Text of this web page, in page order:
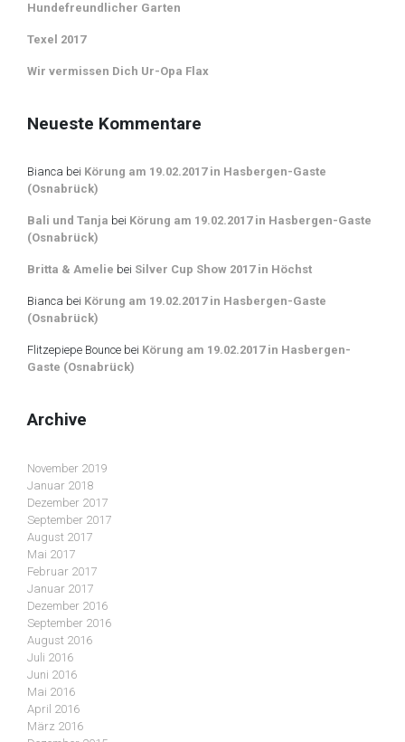
Hundefreundlicher Garten
Texel 2017
Wir vermissen Dich Ur-Opa Flax
Neueste Kommentare
Bianca bei Körung am 19.02.2017 in Hasbergen-Gaste
(Osnabrück)
Bali und Tanja bei Körung am 19.02.2017 in Hasbergen-Gaste
(Osnabrück)
Britta & Amelie bei Silver Cup Show 2017 in Höchst
Bianca bei Körung am 19.02.2017 in Hasbergen-Gaste
(Osnabrück)
Flitzepiepe Bounce bei Körung am 19.02.2017 in Hasbergen-
Gaste (Osnabrück)
Archive
November 2019
Januar 2018
Dezember 2017
September 2017
August 2017
Mai 2017
Februar 2017
Januar 2017
Dezember 2016
September 2016
August 2016
Juli 2016
Juni 2016
Mai 2016
April 2016
März 2016